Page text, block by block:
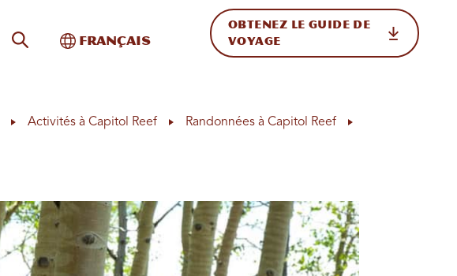
Recherche sur le site
Basculer vers l'international
Français
OBTENEZ LE GUIDE DE
VOYAGE
Activités à Capitol Reef Randonnées à Capitol Reef